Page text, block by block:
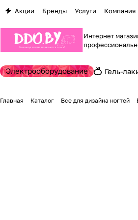
Акции Бренды Услуги Компания
Интернет
Электрооборудование Гель-
Главная Каталог Все для дизайна ногтей